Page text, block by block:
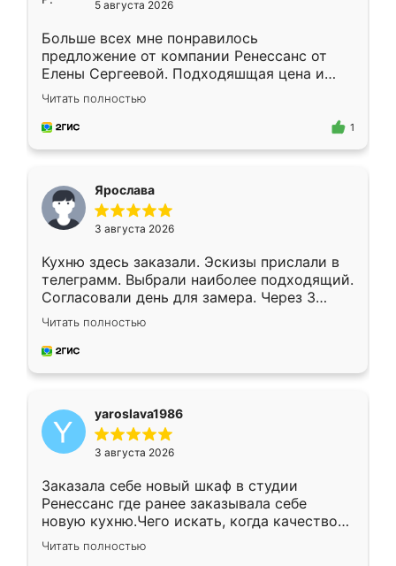
5 августа 2026
Больше всех мне понравилось
предложение от компании Ренессанс от
Елены Сергеевой. Подходяшщая цена и
короткие сроки изготовления. Приехавший
для замера сотрудник Владислав
предложил по моему эскизу самый
Читать полностью
1
Ярослава
3 августа 2026
Кухню здесь заказали. Эскизы прислали в
телеграмм. Выбрали наиболее подходящий.
Согласовали день для замера. Через 3
недели кухня была уже готова. Остались
довольны работой. Спасибо Ренессанс
мебель за качественную работу!
Читать полностью
yaroslava1986
3 августа 2026
Заказала себе новый шкаф в студии
Ренессанс где ранее заказывала себе
новую кухню.Чего искать, когда качеством
вполне довольна. Служит кухня уже почти
два года, нареканий нет.
Читать полностью